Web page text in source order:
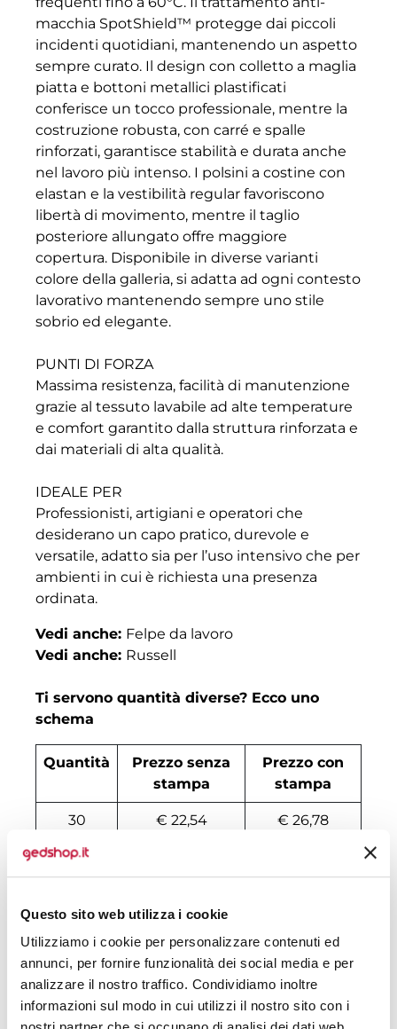
Questo sito web utilizza i cookie
Utilizziamo i cookie per personalizzare contenuti ed
annunci, per fornire funzionalità dei social media e per
analizzare il nostro traffico. Condividiamo inoltre
informazioni sul modo in cui utilizzi il nostro sito con i
macchia SpotShield™ protegge dai piccoli
incidenti quotidiani, mantenendo un aspetto
sempre curato. Il design con colletto a maglia
piatta e bottoni metallici plastificati
conferisce un tocco professionale, mentre la
costruzione robusta, con carré e spalle
rinforzati, garantisce stabilità e durata anche
nel lavoro più intenso. I polsini a costine con
elastan e la vestibilità regular favoriscono
libertà di movimento, mentre il taglio
posteriore allungato offre maggiore
copertura. Disponibile in diverse varianti
colore della galleria, si adatta ad ogni contesto
lavorativo mantenendo sempre uno stile
sobrio ed elegante.
PUNTI DI FORZA
Massima resistenza, facilità di manutenzione
grazie al tessuto lavabile ad alte temperature
e comfort garantito dalla struttura rinforzata e
dai materiali di alta qualità.
IDEALE PER
Professionisti, artigiani e operatori che
desiderano un capo pratico, durevole e
versatile, adatto sia per l’uso intensivo che per
ambienti in cui è richiesta una presenza
ordinata.
Vedi anche: Felpe da lavoro
Vedi anche: Russell
Ti servono quantità diverse? Ecco uno
schema
Quantità
Prezzo senza
stampa
Prezzo con
stampa
30 € 22,54 € 26,78
50
500 € 19,27 € 21,39
1000 € 18,08 € 20,78